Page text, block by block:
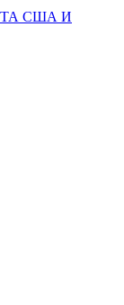
США И